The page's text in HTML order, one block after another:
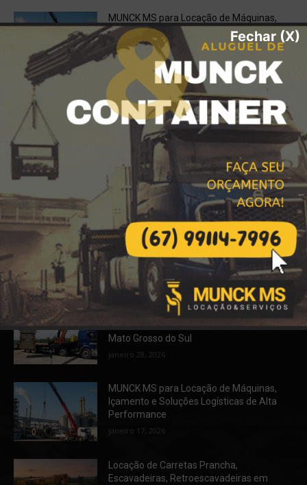
MUNCK MS para Locação de Máquinas,
Içamento e Soluções Logísticas de Alta
Performance
janeiro 17, 2026
Locação de Carretas Prancha,
Escavadeiras, Retroescavadeiras em
Bataguassu, MS
dezembro 7, 2025
Água Potável Certificada em Bataguassu
e Região? Contrate o Caminhão Pipa da
MUNCK MS!
dezembro 6, 2025
Destaques da Locação
Descarga e Içamento com Caminhão
Munck em Inocência, Anastácio e todo o
Mato Grosso do Sul
janeiro 28, 2026
MUNCK MS para Locação de Máquinas,
Içamento e Soluções Logísticas de Alta
Performance
janeiro 17, 2026
Locação de Carretas Prancha,
Escavadeiras, Retroescavadeiras em
Fechar (X)